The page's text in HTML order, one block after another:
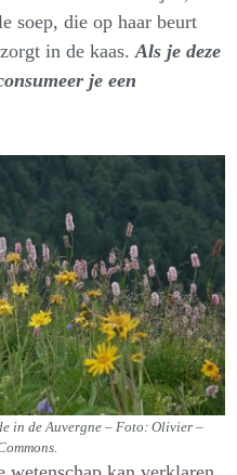
soep, die op haar beurt
in de kaas.Als je deze
je een
in de Auvergne – Foto: Olivier –